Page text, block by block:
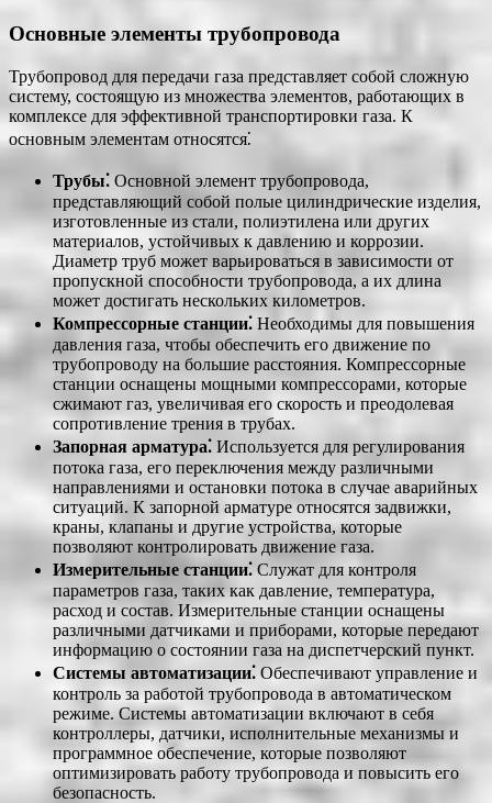
Основные элементы трубопровода
Трубопровод для передачи газа представляет собой сложную
систему, состоящую из множества элементов, работающих в
комплексе для эффективной транспортировки газа. К
основным элементам относятся⁚
Трубы⁚ Основной элемент трубопровода,
представляющий собой полые цилиндрические изделия,
изготовленные из стали, полиэтилена или других
материалов, устойчивых к давлению и коррозии.
Диаметр труб может варьироваться в зависимости от
пропускной способности трубопровода, а их длина
может достигать нескольких километров.
Компрессорные станции⁚ Необходимы для повышения
давления газа, чтобы обеспечить его движение по
трубопроводу на большие расстояния. Компрессорные
станции оснащены мощными компрессорами, которые
сжимают газ, увеличивая его скорость и преодолевая
сопротивление трения в трубах.
Запорная арматура⁚ Используется для регулирования
потока газа, его переключения между различными
направлениями и остановки потока в случае аварийных
ситуаций. К запорной арматуре относятся задвижки,
краны, клапаны и другие устройства, которые
позволяют контролировать движение газа.
Измерительные станции⁚ Служат для контроля
параметров газа, таких как давление, температура,
расход и состав. Измерительные станции оснащены
различными датчиками и приборами, которые передают
информацию о состоянии газа на диспетчерский пункт.
Системы автоматизации⁚ Обеспечивают управление и
контроль за работой трубопровода в автоматическом
режиме. Системы автоматизации включают в себя
контроллеры, датчики, исполнительные механизмы и
программное обеспечение, которые позволяют
оптимизировать работу трубопровода и повысить его
безопасность.